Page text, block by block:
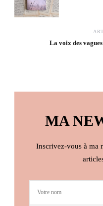
La voix des
MA
Inscrivez-vous à ma